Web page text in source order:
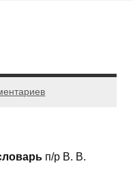
п/р В. В.